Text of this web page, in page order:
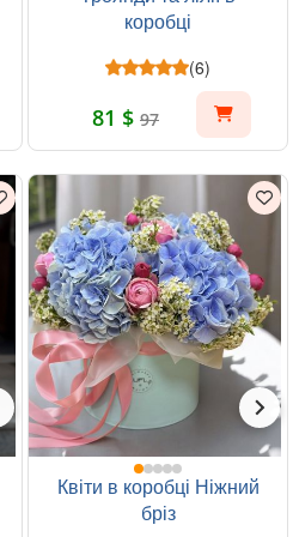
коробці
(6)
81 $ 97
Квіти в коробці Ніжний
бріз